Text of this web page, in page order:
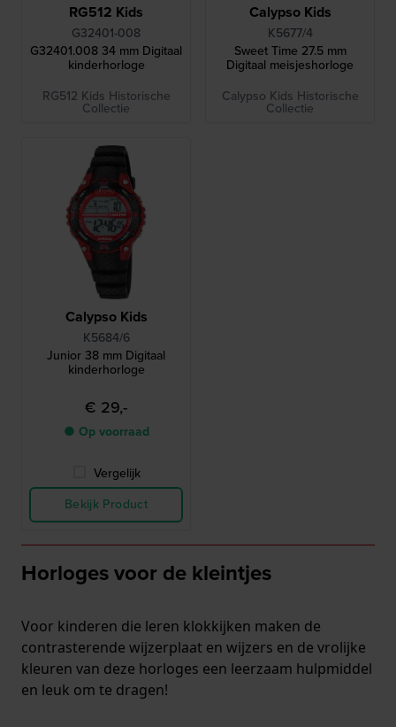
RG512 Kids
G32401-008
G32401.008 34 mm Digitaal
kinderhorloge
RG512 Kids Historische
Collectie
Calypso Kids
K5677/4
Sweet Time 27.5 mm
Digitaal meisjeshorloge
Calypso Kids Historische
Collectie
Calypso Kids
K5684/6
Junior 38 mm Digitaal
kinderhorloge
€ 29,-
● Op voorraad
Vergelijk
Bekijk Product
Horloges voor de kleintjes
Voor kinderen die leren klokkijken maken de
contrasterende wijzerplaat en wijzers en de vrolijke
kleuren van deze horloges een leerzaam hulpmiddel
en leuk om te dragen!